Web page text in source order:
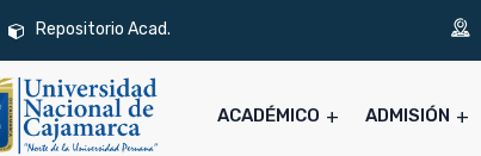
Repositorio Acad.
ACADÉMICO ADMISIÓN